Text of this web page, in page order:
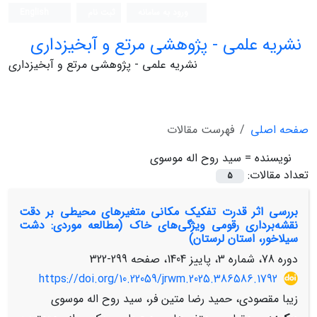
نشریه علمی - پژوهشی مرتع و آبخیزداری
نشریه علمی - پژوهشی مرتع و آبخیزداری
صفحه اصلی
فهرست مقالات
نویسنده = سید روح اله موسوی
تعداد مقالات:
5
بررسی اثر قدرت تفکیک مکانی متغیرهای محیطی بر دقت
نقشه‌برداری رقومی ویژگی‌های خاک (مطالعه موردی: دشت
سیلاخور، استان لرستان)
دوره 78، شماره 3، پاییز 1404، صفحه
299-322
https://doi.org/10.22059/jrwm.2025.386586.1792
زیبا مقصودی، حمید رضا متین فر، سید روح اله موسوی